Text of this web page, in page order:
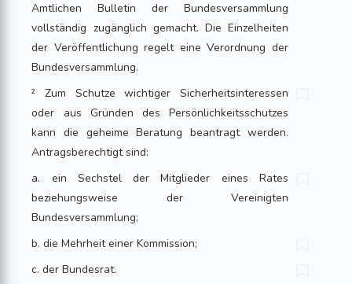
Amtlichen Bulletin der Bundesversammlung
vollständig zugänglich gemacht. Die Einzelheiten
der Veröffentlichung regelt eine Verordnung der
Bundesversammlung.
² Zum Schutze wichtiger Sicherheitsinteressen
oder aus Gründen des Persönlichkeitsschutzes
kann die geheime Beratung beantragt werden.
Antragsberechtigt sind:
a. ein Sechstel der Mitglieder eines Rates
beziehungsweise der Vereinigten
Bundesversammlung;
b. die Mehrheit einer Kommission;
c. der Bundesrat.